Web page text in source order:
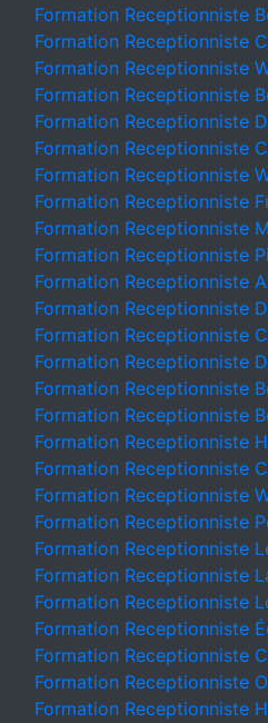
Formation Receptionniste
Formation Receptionniste
Formation Receptionniste
Formation Receptionniste
Formation Receptionniste
Formation Receptionniste
Formation Receptionniste
Formation Receptionniste
Formation Receptionniste
Formation Receptionniste
Formation Receptionniste
Formation Receptionniste
Formation Receptionniste
Formation Receptionniste
Formation Receptionniste
Formation Receptionniste
Formation Receptionniste
Formation Receptionniste
Formation Receptionniste
Formation Receptionniste
Formation Receptionniste
Formation Receptionniste
Formation Receptionniste
Formation Receptionniste
Formation Receptionniste
Formation Receptionniste
Formation Receptionniste